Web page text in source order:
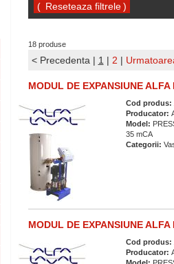
( )
18 produse
< Precedenta | 1 | 2 |
MODUL DE EXPANSIUNE
Cod produs:
Producator:
Model:
35 mCA
Categorii:
MODUL DE EXPANSIUNE
Cod produs:
Producator: